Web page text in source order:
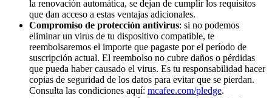
la renovación automática, se dejan de cumplir los requisitos
que dan acceso a estas ventajas adicionales.
Compromiso de protección antivirus: si no podemos
eliminar un virus de tu dispositivo compatible, te
reembolsaremos el importe que pagaste por el período de
suscripción actual. El reembolso no cubre daños o pérdidas
que pueda haber causado el virus. Es tu responsabilidad hacer
copias de seguridad de los datos para evitar que se pierdan.
Consulta las condiciones aquí: mcafee.com/pledge.